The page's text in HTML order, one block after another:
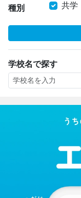
種別 共学
学校名で探す